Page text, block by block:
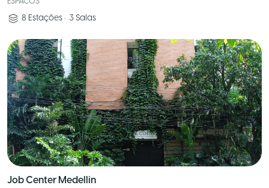
8 Estações • 3 Salas
Job Center Medellin